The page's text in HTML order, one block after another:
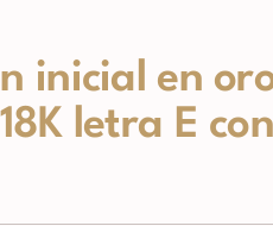
inicial en
letra E